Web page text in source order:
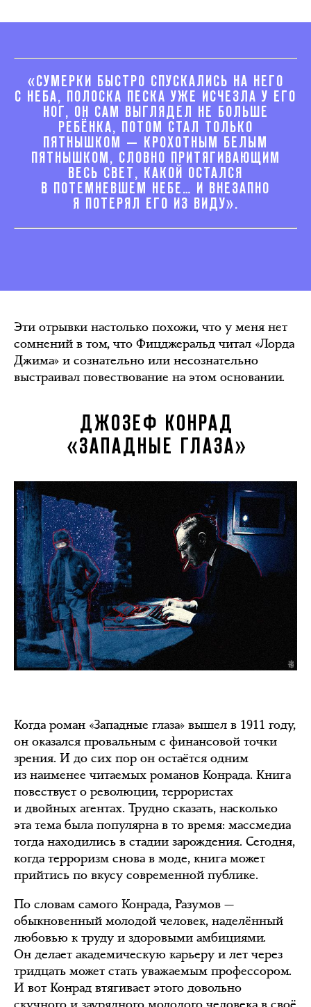
«СУМЕРКИ БЫСТРО СПУСКАЛИСЬ НА НЕГО
С НЕБА, ПОЛОСКА ПЕСКА УЖЕ ИСЧЕЗЛА У ЕГО
НОГ, ОН САМ ВЫГЛЯДЕЛ НЕ БОЛЬШЕ
РЕБЁНКА, ПОТОМ СТАЛ ТОЛЬКО
ПЯТНЫШКОМ — КРОХОТНЫМ БЕЛЫМ
ПЯТНЫШКОМ, СЛОВНО ПРИТЯГИВАЮЩИМ
ВЕСЬ СВЕТ, КАКОЙ ОСТАЛСЯ
В ПОТЕМНЕВШЕМ НЕБЕ… И ВНЕЗАПНО
Я ПОТЕРЯЛ ЕГО ИЗ ВИДУ».
Эти отрывки настолько похожи, что у меня нет
сомнений в том, что Фицджеральд читал «Лорда
Джима» и сознательно или несознательно
выстраивал повествование на этом основании.
ДЖОЗЕФ КОНРАД
«ЗАПАДНЫЕ ГЛАЗА»
Когда роман «Западные глаза» вышел в 1911 году,
он оказался провальным с финансовой точки
зрения. И до сих пор он остаётся одним
из наименее читаемых романов Конрада. Книга
повествует о революции, террористах
и двойных агентах. Трудно сказать, насколько
эта тема была популярна в то время: массмедиа
тогда находились в стадии зарождения. Сегодня,
когда терроризм снова в моде, книга может
прийтись по вкусу современной публике.
По словам самого Конрада, Разумов —
обыкновенный молодой человек, наделённый
любовью к труду и здоровыми амбициями.
Он делает академическую карьеру и лет через
тридцать может стать уважаемым профессором.
И вот Конрад втягивает этого довольно